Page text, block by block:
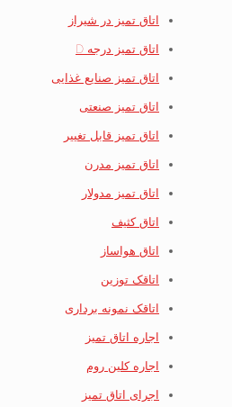
اتاق تمیز در شیراز
اتاق تمیز درجه D
اتاق تمیز صنایع غذایی
اتاق تمیز صنعتی
اتاق تمیز قابل تغییر
اتاق تمیز مدرن
اتاق تمیز مدولار
اتاق کثیف
اتاق هواساز
اتاقک توزین
اتاقک نمونه برداری
اجاره اتاق تمیز
اجاره کلین روم
اجرای اتاق تمیز